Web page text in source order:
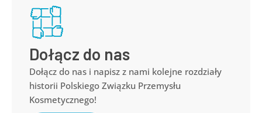
Dołącz do nas
Dołącz do nas i napisz z nami kolejne rozdziały
historii Polskiego Związku Przemysłu
Kosmetycznego!